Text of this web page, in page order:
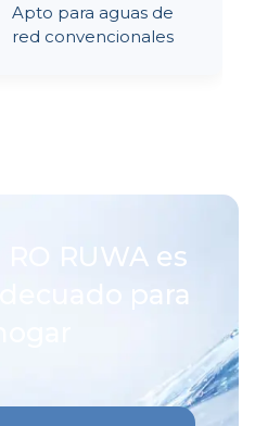
Apto para aguas de
red convencionales
RO RUWA es
para